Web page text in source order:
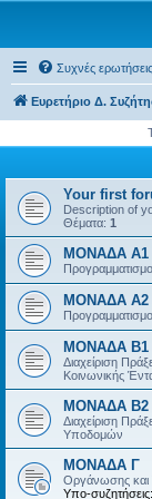
Συχνές ερωτήσεις
Ευρετήριο Δ.
Your first
Description of
Θέματα: 1
ΜΟΝΑΔΑ Α1
ΜΟΝΑΔΑ Α2
ΜΟΝΑΔΑ Β1
Διαχείριση
Κοινωνικής
ΜΟΝΑΔΑ Β2
Διαχείριση
Υποδομών
ΜΟΝΑΔΑ Γ
Οργάνωσης και
Υπο-συζητήσεις: